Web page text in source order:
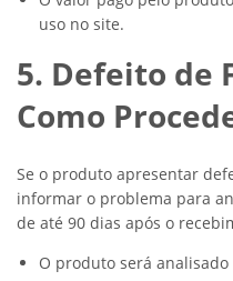
uso no site.
5. Defeito de
Como
Se o produto apresentar
informar o problema para
de até 90 dias após o
O produto será